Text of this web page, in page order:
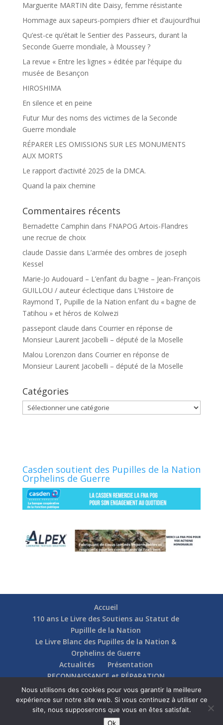
Marguerite MARTIN dite Daisy, femme résistante
Hommage aux sapeurs-pompiers d’hier et d’aujourd’hui
Qu’est-ce qu’était le Sentier des Passeurs, durant la
Seconde Guerre mondiale, à Moussey ?
La revue « Entre les lignes » éditée par l’équipe du
musée de Besançon
HIROSHIMA
En silence et en peine
Futur Mur des noms des victimes de la Seconde
Guerre mondiale
RÉPARER LES OMISSIONS SUR LES MONUMENTS
AUX MORTS
Le rapport d’activité 2025 de la DMCA.
Quand la paix chemine
Commentaires récents
Bernadette Camphin dans FNAPOG Artois-Flandres
une recrue de choix
claude Dassie dans L’armée des ombres de joseph
Kessel
Marie-Jo Audouard – L’enfant du bagne – Jean-François
GUILLOU / auteur éclectique dans L’Histoire de
Raymond T, Pupille de la Nation enfant du « bagne de
Tatihou » et héros de Kolwezi
passepont claude dans Courrier en réponse de
Monsieur Laurent Jacobelli – député de la Moselle
Malou Lorenzon dans Courrier en réponse de
Monsieur Laurent Jacobelli – député de la Moselle
Catégories
Catégories
Casden soutient des Pupilles de la Nation
Orphelins de Guerre
Accueil
110 ans Le Livre des Soutiens au Statut de
Pupillle de la Nation
Le Livre Blanc des Pupilles de la Nation &
Orphelins de Guerre
Actualités
Présentation
RECONNAISSANCE et RÉPARATION
Nos soutiens
Fédérations
Actions
Communication
Contact
Nous utilisons des cookies pour vous garantir la meilleure
expérience sur notre site web. Si vous continuez à utiliser ce
site, nous supposerons que vous en êtes satisfait.
Ok